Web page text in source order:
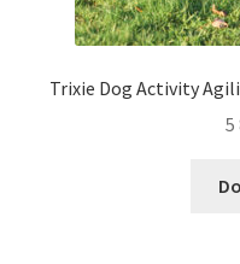
Trixie Dog Activity
5